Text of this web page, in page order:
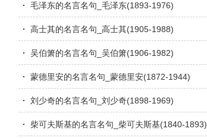
毛泽东的名言名句_毛泽东(1893-1976)
高士其的名言名句_高士其(1905-1988)
吴伯箫的名言名句_吴伯箫(1906-1982)
蒙德里安的名言名句_蒙德里安(1872-1944)
刘少奇的名言名句_刘少奇(1898-1969)
柴可夫斯基的名言名句_柴可夫斯基(1840-1893)